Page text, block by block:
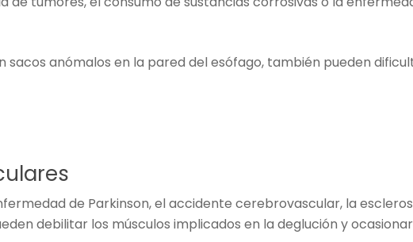
sacos anómalos en la pared del esófago, también pueden
de Parkinson, el accidente cerebrovascular, la
debilitar los músculos implicados en la deglución y